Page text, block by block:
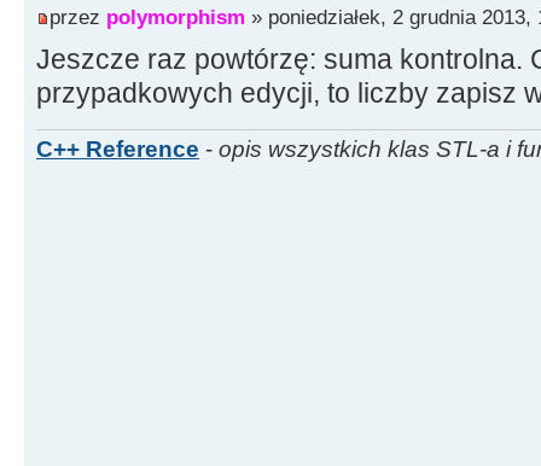
przez polymorphism » poniedziałek, 2 grudnia 2013,
Jeszcze raz powtórzę: suma kontrolna.
przypadkowych edycji, to liczby zapisz
C++ Reference - opis wszystkich klas STL-a i